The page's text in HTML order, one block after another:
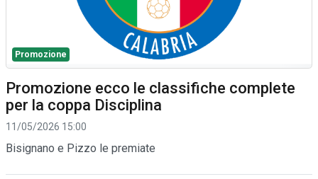
Promozione
Promozione ecco le classifiche complete
per la coppa Disciplina
11/05/2026 15:00
Bisignano e Pizzo le premiate